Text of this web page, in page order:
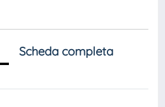
Scheda completa